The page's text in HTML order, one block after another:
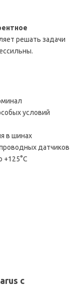
решать задачи
условий
в шинах
датчиков
+125°C
с